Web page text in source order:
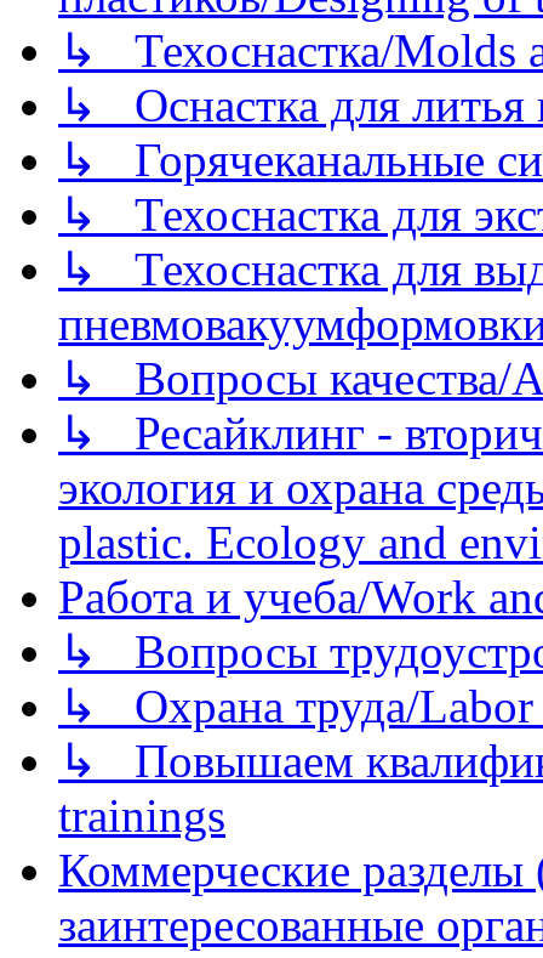
↳ Техоснастка/Molds
↳ Оснастка для литья
↳ Горячеканальные
↳ Техоснастка для
↳ Техоснастка для
↳ Вопросы качества/
↳ Ресайклинг -
экология и охрана
plastic. Ecology and
Работа и учеба/Work
↳ Вопросы
↳ Охрана труда/Labor
↳ Повышаем
trainings
Коммерческие
заинтересованные